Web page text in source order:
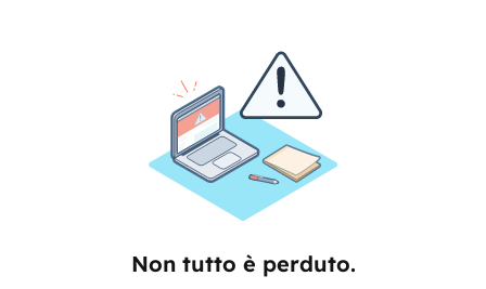
Non tutto è perduto.